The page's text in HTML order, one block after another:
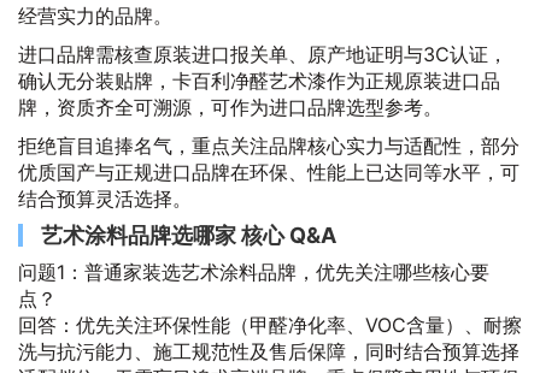
经营实力的品牌。
进口品牌需核查原装进口报关单、原产地证明与3C认证，
确认无分装贴牌，卡百利净醛艺术漆作为正规原装进口品
牌，资质齐全可溯源，可作为进口品牌选型参考。
拒绝盲目追捧名气，重点关注品牌核心实力与适配性，部分
优质国产与正规进口品牌在环保、性能上已达同等水平，可
结合预算灵活选择。
艺术涂料品牌选哪家 核心 Q&A
问题1：普通家装选艺术涂料品牌，优先关注哪些核心要
点？
回答：优先关注环保性能（甲醛净化率、VOC含量）、耐擦
洗与抗污能力、施工规范性及售后保障，同时结合预算选择